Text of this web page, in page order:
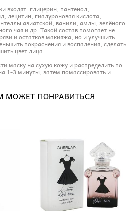
входят: глицерин, пантенол,
лецитин, гиалуроновая кислота,
азиатской, ванили, амлы, зелёного
чая и др. Такой состав помогает не
и остатков макияжа, но и улучшить
покраснения и воспаления, сделать
цвет лица.
маску на сухую кожу и распределить по
1-3 минуты, затем помассировать и
МОЖЕТ ПОНРАВИТЬСЯ